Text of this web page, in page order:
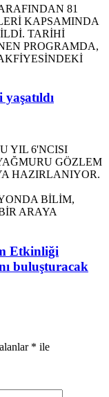
Etkinliği
buluşturacak
* ile